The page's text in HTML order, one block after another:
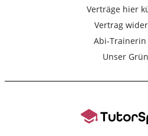
Verträge hier
Vertrag
Abi-Trainerin
Unser